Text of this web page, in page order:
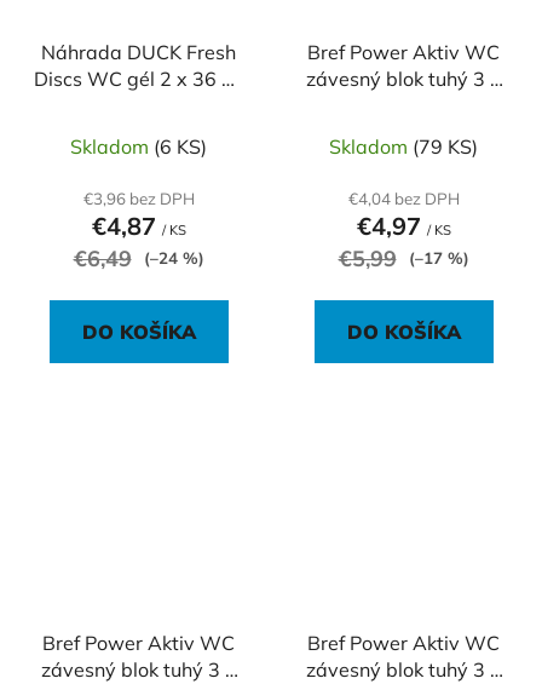
Náhrada DUCK Fresh
Discs WC gél 2 x 36 ml
Skladom (6 KS)
€3,96 bez DPH
€4,87 / KS
€6,49 (–24 %)
DO KOŠÍKA
Bref Power Aktiv WC
závesný blok tuhý 3 x
Skladom (79 KS)
€4,04 bez DPH
€4,97 / KS
€5,99 (–17 %)
DO KOŠÍKA
Bref Power Aktiv WC
závesný blok tuhý 3 x
Bref Power Aktiv WC
závesný blok tuhý 3 x